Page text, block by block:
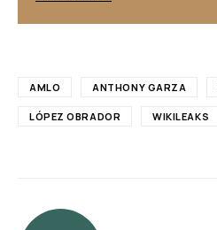
AMLO ANTHONY GARZA
LÓPEZ OBRADOR WIKILEAKS